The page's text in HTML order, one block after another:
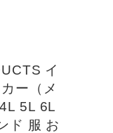
イ
ー（メ
5L 6L
ド 服 お